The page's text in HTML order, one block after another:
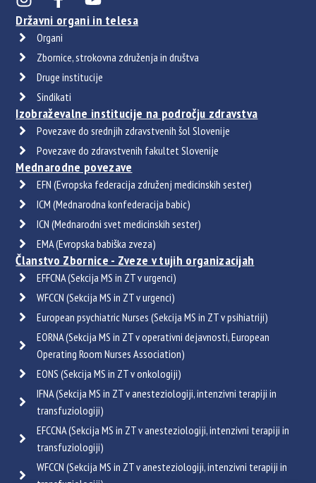
Državni organi in telesa
Organi
Zbornice, strokovna združenja in društva
Druge institucije
Sindikati
Izobraževalne institucije na področju zdravstva
Povezave do srednjih zdravstvenih šol Slovenije
Povezave do zdravstvenih fakultet Slovenije
Mednarodne povezave
EFN (Evropska federacija združenj medicinskih sester)
ICM (Mednarodna konfederacija babic)
ICN (Mednarodni svet medicinskih sester)
EMA (Evropska babiška zveza)
Članstvo Zbornice - Zveze v tujih organizacijah
EFFCNA (Sekcija MS in ZT v urgenci)
WFCCN (Sekcija MS in ZT v urgenci)
European psychiatric Nurses (Sekcija MS in ZT v psihiatriji)
EORNA (Sekcija MS in ZT v operativni dejavnosti, European
Operating Room Nurses Association)
EONS (Sekcija MS in ZT v onkologiji)
IFNA (Sekcija MS in ZT v anesteziologiji, intenzivni terapiji in
transfuziologiji)
EFCCNA (Sekcija MS in ZT v anesteziologiji, intenzivni terapiji in
transfuziologiji)
WFCCN (Sekcija MS in ZT v anesteziologiji, intenzivni terapiji in